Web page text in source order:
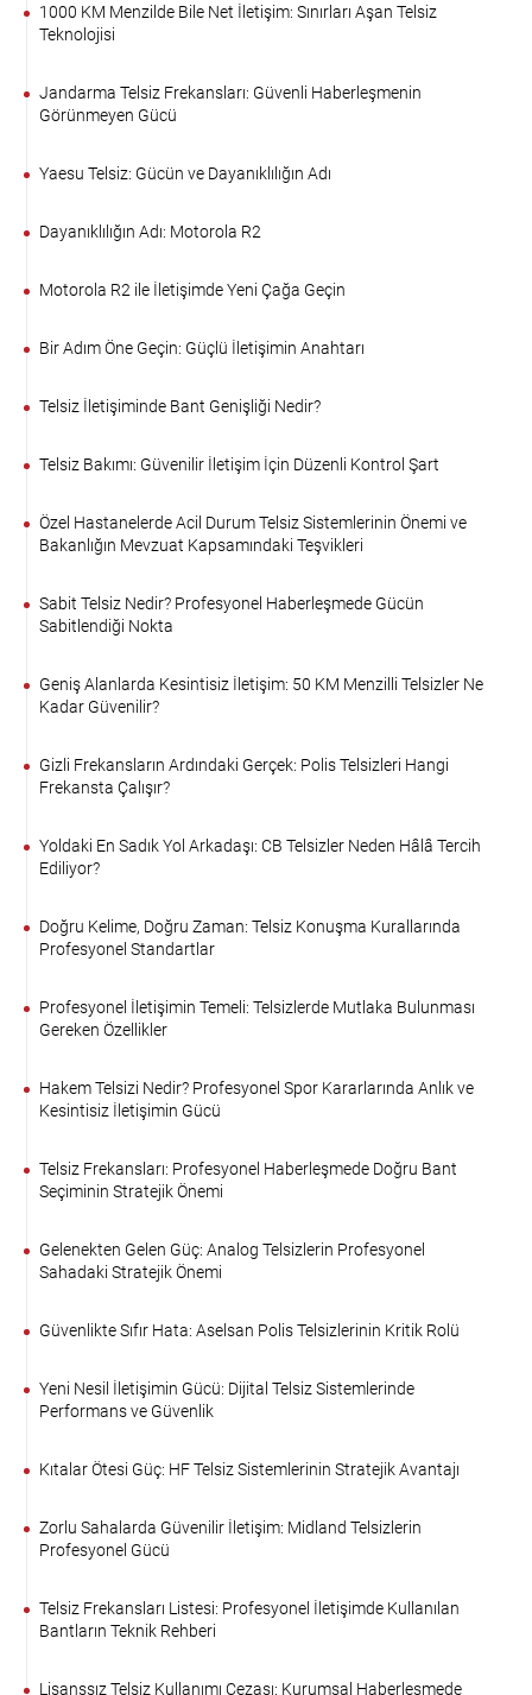
1000 KM Menzilde Bile Net İletişim: Sınırları Aşan Telsiz
Teknolojisi
Jandarma Telsiz Frekansları: Güvenli Haberleşmenin
Görünmeyen Gücü
Yaesu Telsiz: Gücün ve Dayanıklılığın Adı
Dayanıklılığın Adı: Motorola R2
Motorola R2 ile İletişimde Yeni Çağa Geçin
Bir Adım Öne Geçin: Güçlü İletişimin Anahtarı
Telsiz İletişiminde Bant Genişliği Nedir?
Telsiz Bakımı: Güvenilir İletişim İçin Düzenli Kontrol Şart
Özel Hastanelerde Acil Durum Telsiz Sistemlerinin Önemi ve
Bakanlığın Mevzuat Kapsamındaki Teşvikleri
Sabit Telsiz Nedir? Profesyonel Haberleşmede Gücün
Sabitlendiği Nokta
Geniş Alanlarda Kesintisiz İletişim: 50 KM Menzilli Telsizler Ne
Kadar Güvenilir?
Gizli Frekansların Ardındaki Gerçek: Polis Telsizleri Hangi
Frekansta Çalışır?
Yoldaki En Sadık Yol Arkadaşı: CB Telsizler Neden Hâlâ Tercih
Ediliyor?
Doğru Kelime, Doğru Zaman: Telsiz Konuşma Kurallarında
Profesyonel Standartlar
Profesyonel İletişimin Temeli: Telsizlerde Mutlaka Bulunması
Gereken Özellikler
Hakem Telsizi Nedir? Profesyonel Spor Kararlarında Anlık ve
Kesintisiz İletişimin Gücü
Telsiz Frekansları: Profesyonel Haberleşmede Doğru Bant
Seçiminin Stratejik Önemi
Gelenekten Gelen Güç: Analog Telsizlerin Profesyonel
Sahadaki Stratejik Önemi
Güvenlikte Sıfır Hata: Aselsan Polis Telsizlerinin Kritik Rolü
Yeni Nesil İletişimin Gücü: Dijital Telsiz Sistemlerinde
Performans ve Güvenlik
Kıtalar Ötesi Güç: HF Telsiz Sistemlerinin Stratejik Avantajı
Zorlu Sahalarda Güvenilir İletişim: Midland Telsizlerin
Profesyonel Gücü
Telsiz Frekansları Listesi: Profesyonel İletişimde Kullanılan
Bantların Teknik Rehberi
Lisanssız Telsiz Kullanımı Cezası: Kurumsal Haberleşmede